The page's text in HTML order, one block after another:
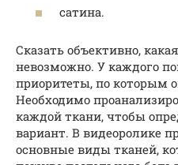
сатина.
Сказать объективно,
невозможно. У каждого
приоритеты, по которым
Необходимо
каждой ткани, чтобы
вариант. В видеоролике
основные виды тканей,